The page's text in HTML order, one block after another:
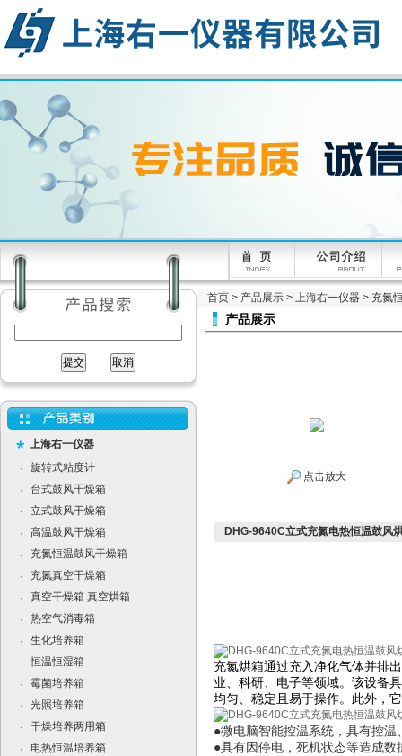
上海右一仪器
·
旋转式粘度计
·
台式鼓风干燥箱
·
立式鼓风干燥箱
·
高温鼓风干燥箱
·
充氮恒温鼓风干燥箱
·
充氮真空干燥箱
·
真空干燥箱 真空烘箱
·
热空气消毒箱
·
生化培养箱
·
恒温恒湿箱
·
霉菌培养箱
·
光照培养箱
·
干燥培养两用箱
·
电热恒温培养箱
首页 > 产品展示 > 上海右一仪器 > 充氮
产品展示
点击放大
DHG-9640C立式充氮电热恒温鼓风
充氮烘箱通过充入净化气体并排
业、科研、电子等领域。该设备
均匀、稳定且易于操作。此外，
●微电脑智能控温系统，具有控
●具有因停电，死机状态等造成